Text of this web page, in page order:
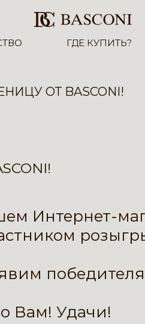
ГДЕ КУПИТЬ?
ОТ BASCONI!
Интернет-
Вам! Удачи!